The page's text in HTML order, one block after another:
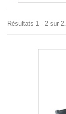
Résultats 1 - 2 sur 2.